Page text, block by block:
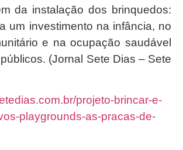
da instalação dos brinquedos:
um investimento na infância, no
e na ocupação saudável
(Jornal Sete Dias – Sete
projeto-brincar-e-
playgrounds-as-pracas-de-